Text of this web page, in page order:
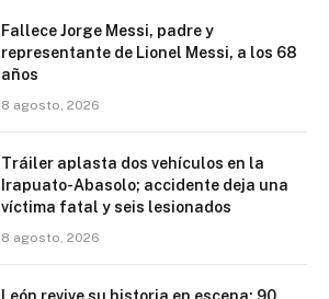
Fallece Jorge Messi, padre y
representante de Lionel Messi, a los 68
años
8 agosto, 2026
Tráiler aplasta dos vehículos en la
Irapuato-Abasolo; accidente deja una
víctima fatal y seis lesionados
8 agosto, 2026
León revive su historia en escena: 90